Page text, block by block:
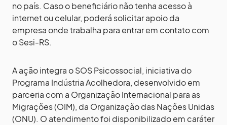
no país. Caso o beneficiário não tenha acesso à
internet ou celular, poderá solicitar apoio da
empresa onde trabalha para entrar em contato com
o Sesi-RS.
A ação integra o SOS Psicossocial, iniciativa do
Programa Indústria Acolhedora, desenvolvido em
parceria com a Organização Internacional para as
Migrações (OIM), da Organização das Nações Unidas
(ONU). O atendimento foi disponibilizado em caráter